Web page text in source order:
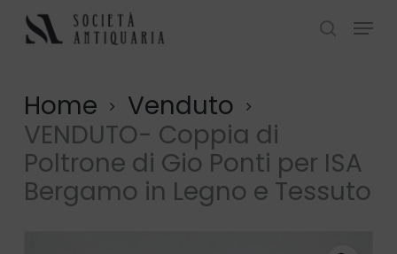
Skip
search
Menu
Home
Venduto
VENDUTO- Coppia di
Poltrone di Gio Ponti per ISA
Bergamo in Legno e Tessuto